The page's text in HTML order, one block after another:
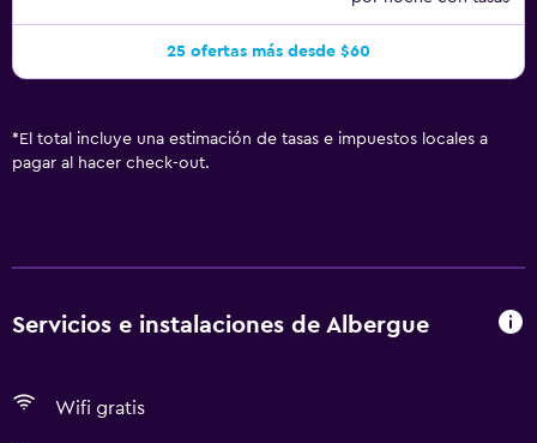
25 ofertas más desde $60
* El total incluye una estimación de tasas e impuestos locales a
pagar al hacer check-out.
Servicios e instalaciones de Albergue
Wifi gratis